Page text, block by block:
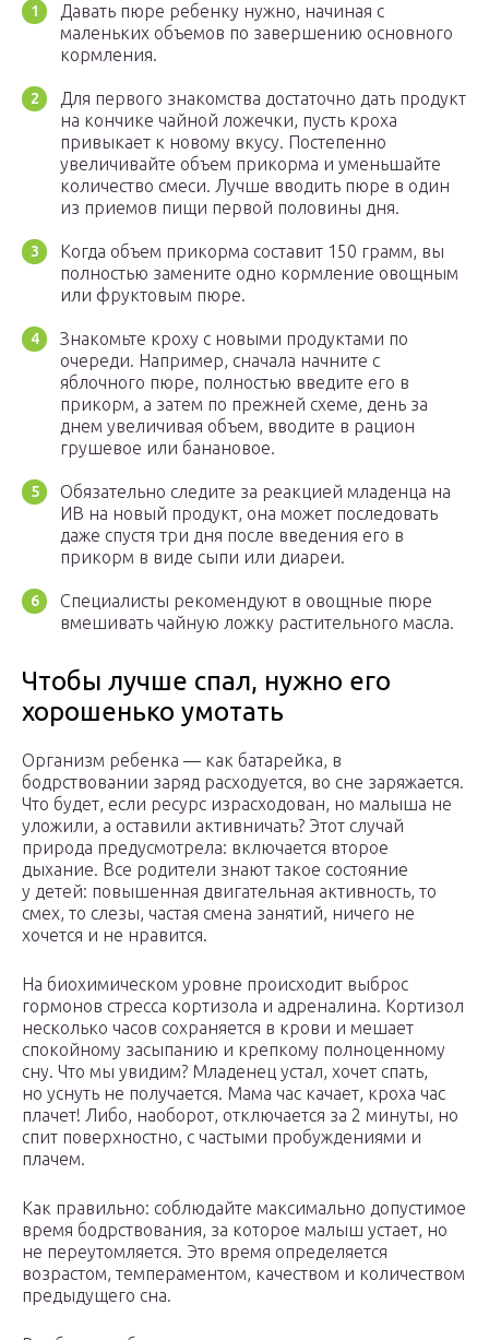
Давать пюре ребенку нужно, начиная с
маленьких объемов по завершению основного
кормления.
Для первого знакомства достаточно дать продукт
на кончике чайной ложечки, пусть кроха
привыкает к новому вкусу. Постепенно
увеличивайте объем прикорма и уменьшайте
количество смеси. Лучше вводить пюре в один
из приемов пищи первой половины дня.
Когда объем прикорма составит 150 грамм, вы
полностью замените одно кормление овощным
или фруктовым пюре.
Знакомьте кроху с новыми продуктами по
очереди. Например, сначала начните с
яблочного пюре, полностью введите его в
прикорм, а затем по прежней схеме, день за
днем увеличивая объем, вводите в рацион
грушевое или банановое.
Обязательно следите за реакцией младенца на
ИВ на новый продукт, она может последовать
даже спустя три дня после введения его в
прикорм в виде сыпи или диареи.
Специалисты рекомендуют в овощные пюре
вмешивать чайную ложку растительного масла.
Чтобы лучше спал, нужно его
хорошенько умотать
Организм ребенка — как батарейка, в
бодрствовании заряд расходуется, во сне заряжается.
Что будет, если ресурс израсходован, но малыша не
уложили, а оставили активничать? Этот случай
природа предусмотрела: включается второе
дыхание. Все родители знают такое состояние
у детей: повышенная двигательная активность, то
смех, то слезы, частая смена занятий, ничего не
хочется и не нравится.
На биохимическом уровне происходит выброс
гормонов стресса кортизола и адреналина. Кортизол
несколько часов сохраняется в крови и мешает
спокойному засыпанию и крепкому полноценному
сну. Что мы увидим? Младенец устал, хочет спать,
но уснуть не получается. Мама час качает, кроха час
плачет! Либо, наоборот, отключается за 2 минуты, но
спит поверхностно, с частыми пробуждениями и
плачем.
Как правильно: соблюдайте максимально допустимое
время бодрствования, за которое малыш устает, но
не переутомляется. Это время определяется
возрастом, темпераментом, качеством и количеством
предыдущего сна.